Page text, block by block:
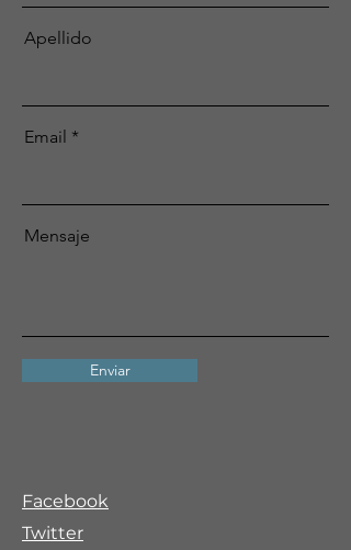
Apellido
Email
Mensaje
Enviar
Facebook
Twitter